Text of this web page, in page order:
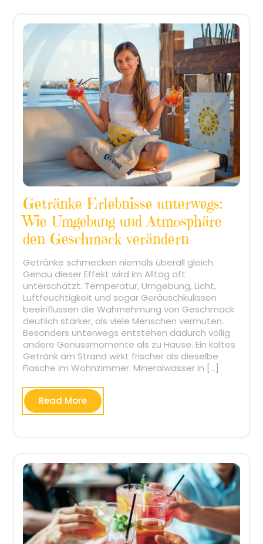
Getränke-Erlebnisse unterwegs:
Wie Umgebung und Atmosphäre
den Geschmack verändern
Getränke schmecken niemals überall gleich.
Genau dieser Effekt wird im Alltag oft
unterschätzt. Temperatur, Umgebung, Licht,
Luftfeuchtigkeit und sogar Geräuschkulissen
beeinflussen die Wahrnehmung von Geschmack
deutlich stärker, als viele Menschen vermuten.
Besonders unterwegs entstehen dadurch völlig
andere Genussmomente als zu Hause. Ein kaltes
Getränk am Strand wirkt frischer als dieselbe
Flasche im Wohnzimmer. Mineralwasser in […]
Read More